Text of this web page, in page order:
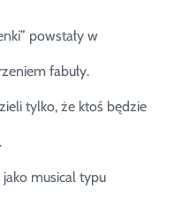
powstały w
fabuły.
tylko, że ktoś będzie
jako musical typu